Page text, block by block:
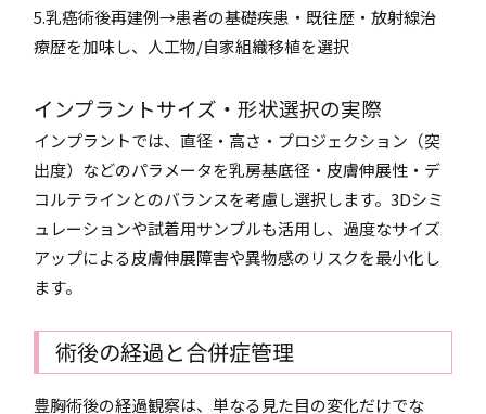
5.乳癌術後再建例→患者の基礎疾患・既往歴・放射線治
療歴を加味し、人工物/自家組織移植を選択
インプラントサイズ・形状選択の実際
インプラントでは、直径・高さ・プロジェクション（突
出度）などのパラメータを乳房基底径・皮膚伸展性・デ
コルテラインとのバランスを考慮し選択します。3Dシミ
ュレーションや試着用サンプルも活用し、過度なサイズ
アップによる皮膚伸展障害や異物感のリスクを最小化し
ます。
術後の経過と合併症管理
豊胸術後の経過観察は、単なる見た目の変化だけでな